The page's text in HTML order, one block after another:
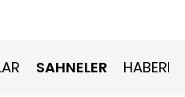
SAHNELER